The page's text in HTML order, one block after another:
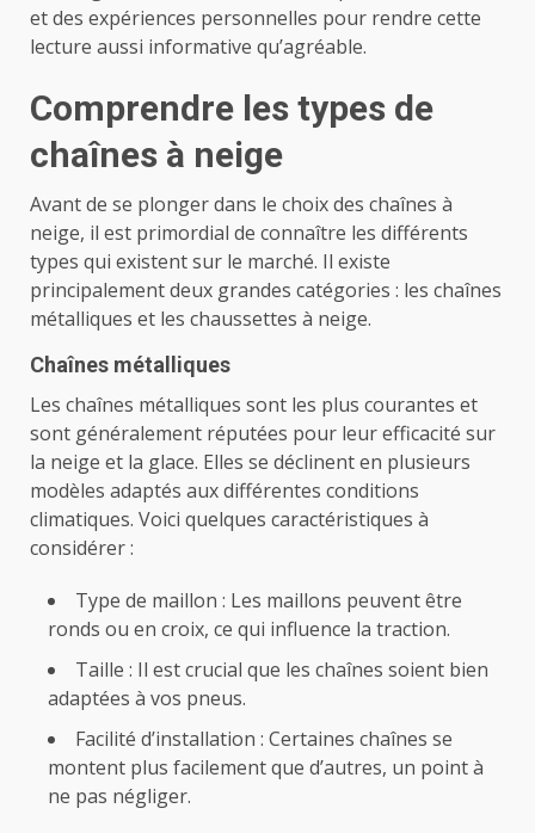
et des expériences personnelles pour rendre cette
lecture aussi informative qu’agréable.
Comprendre les types de
chaînes à neige
Avant de se plonger dans le choix des chaînes à
neige, il est primordial de connaître les différents
types qui existent sur le marché. Il existe
principalement deux grandes catégories : les chaînes
métalliques et les chaussettes à neige.
Chaînes métalliques
Les chaînes métalliques sont les plus courantes et
sont généralement réputées pour leur efficacité sur
la neige et la glace. Elles se déclinent en plusieurs
modèles adaptés aux différentes conditions
climatiques. Voici quelques caractéristiques à
considérer :
Type de maillon : Les maillons peuvent être
ronds ou en croix, ce qui influence la traction.
Taille : Il est crucial que les chaînes soient bien
adaptées à vos pneus.
Facilité d’installation : Certaines chaînes se
montent plus facilement que d’autres, un point à
ne pas négliger.